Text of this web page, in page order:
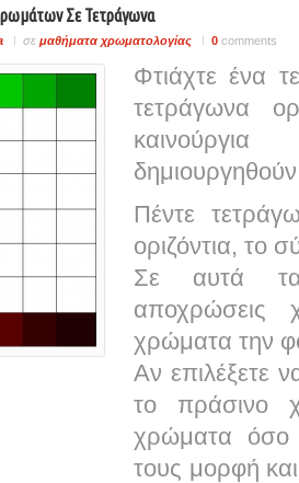
Σε Τετράγωνα
σε μαθήματα χρωματολογίας 0 comments
Φτιάχτε ένα
τετράγωνα
Πέντε
οριζόντια, το
Σε αυτά τα
χρώματα την
Αν επιλέξετε
το πράσινο
χρώματα όσο
τους μορφή